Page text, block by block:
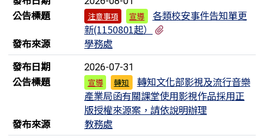
公告標題 注意事項 宣導
各類校安事件告知單更
新(1150801起）​​​​​​​
發布來源
學務處
發布日期
2026-07-31
公告標題 宣導 轉知
轉知文化部影視及流行音樂
產業局函有關課堂使用影視作品採用正
版授權來源案，請依說明辦理
發布來源
教務處